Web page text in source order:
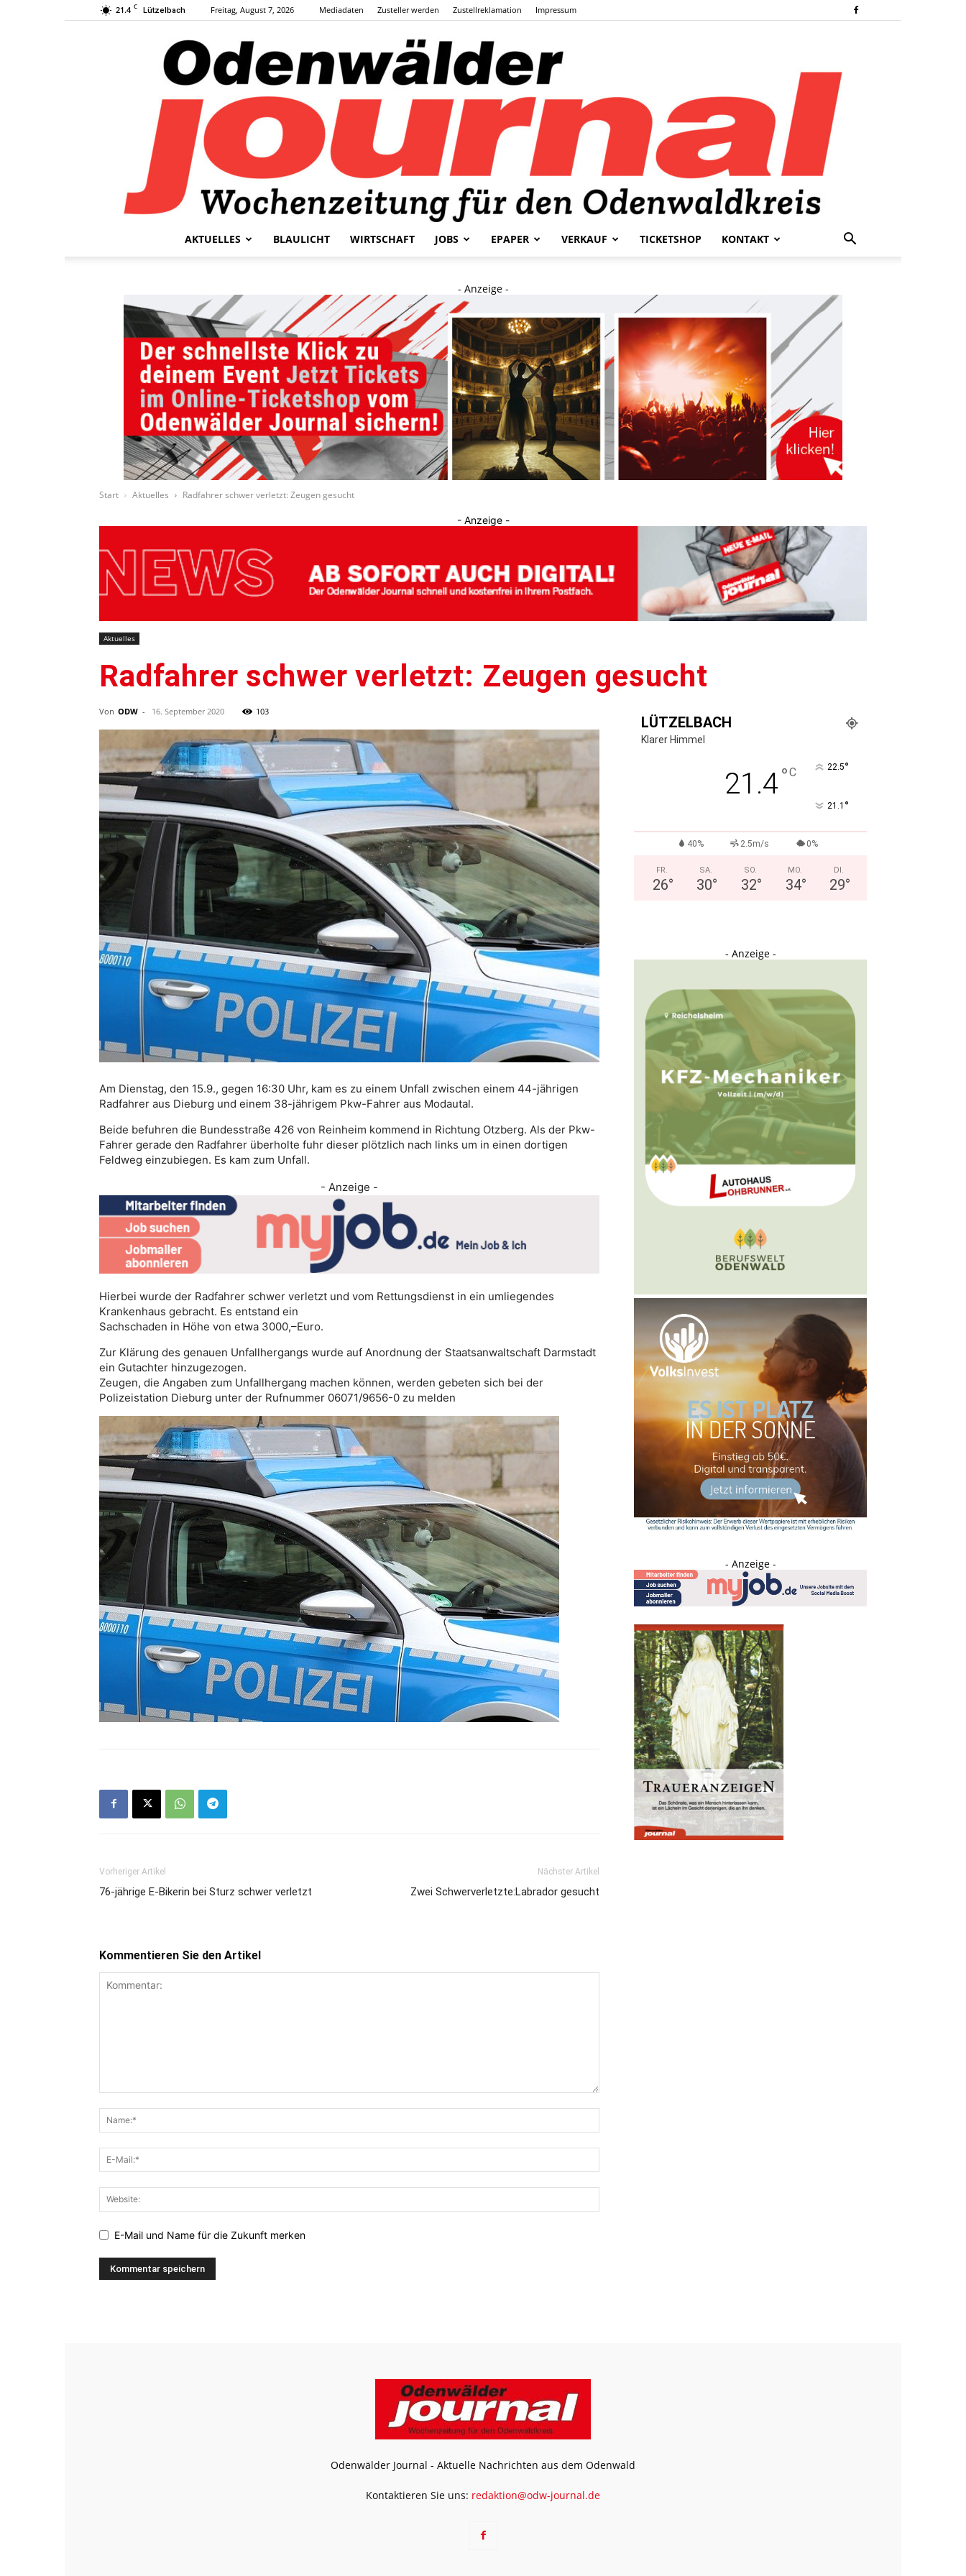
21.4 C Lützelbach Freitag, August 7, 2026 Mediadaten Zusteller werden Zustellreklamation Impressum
Journal
AKTUELLES BLAULICHT WIRTSCHAFT JOBS EPAPER VERKAUF TICKETSHOP KONTAKT
- Anzeige -
Start Aktuelles Radfahrer schwer verletzt: Zeugen gesucht
- Anzeige -
Aktuelles
Radfahrer schwer verletzt: Zeugen gesucht
Von ODW - 16. September 2020 103
Am Dienstag, den 15.9., gegen 16:30 Uhr, kam es zu einem Unfall zwischen einem 44-jährigen
Radfahrer aus Dieburg und einem 38-jährigem Pkw-Fahrer aus Modautal.
Beide befuhren die Bundesstraße 426 von Reinheim kommend in Richtung Otzberg. Als der Pkw-
Fahrer gerade den Radfahrer überholte fuhr dieser plötzlich nach links um in einen dortigen
Feldweg einzubiegen. Es kam zum Unfall.
- Anzeige -
Hierbei wurde der Radfahrer schwer verletzt und vom Rettungsdienst in ein umliegendes
Krankenhaus gebracht. Es entstand ein
Sachschaden in Höhe von etwa 3000,–Euro.
Zur Klärung des genauen Unfallhergangs wurde auf Anordnung der Staatsanwaltschaft Darmstadt
ein Gutachter hinzugezogen.
Zeugen, die Angaben zum Unfallhergang machen können, werden gebeten sich bei der
Polizeistation Dieburg unter der Rufnummer 06071/9656-0 zu melden
Vorheriger Artikel
76-jährige E-Bikerin bei Sturz schwer verletzt
Nächster Artikel
Zwei Schwerverletzte:Labrador gesucht
Kommentieren Sie den Artikel
E-Mail und Name für die Zukunft merken
LÜTZELBACH
Klarer Himmel
21.4°C 22.5°
21.1 °
40% 2.5m/s 0%
FR.
26°
SA.
30°
SO.
32°
MO.
34°
DI.
29°
- Anzeige -
- Anzeige -
Odenwälder Journal - Aktuelle Nachrichten aus dem Odenwald
Kontaktieren Sie uns: redaktion@odw-journal.de